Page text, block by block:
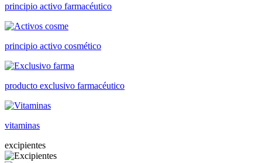
principio activo farmacéutico
principio activo cosmético
producto exclusivo farmacéutico
vitaminas
excipientes